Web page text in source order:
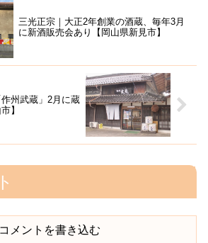
三光正宗｜大正2年創業の酒蔵、毎年3月
に新酒販売会あり【岡山県新見市】
州武蔵」2月に蔵
】
コメントを書き込む